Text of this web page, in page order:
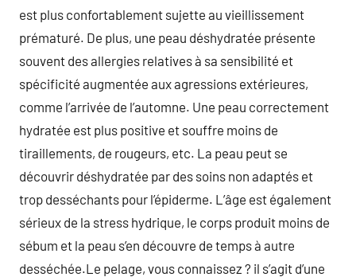
est plus confortablement sujette au vieillissement
prématuré. De plus, une peau déshydratée présente
souvent des allergies relatives à sa sensibilité et
spécificité augmentée aux agressions extérieures,
comme l’arrivée de l’automne. Une peau correctement
hydratée est plus positive et souffre moins de
tiraillements, de rougeurs, etc. La peau peut se
découvrir déshydratée par des soins non adaptés et
trop desséchants pour l’épiderme. L’âge est également
sérieux de la stress hydrique, le corps produit moins de
sébum et la peau s’en découvre de temps à autre
desséchée.Le pelage, vous connaissez ? il s’agit d’une